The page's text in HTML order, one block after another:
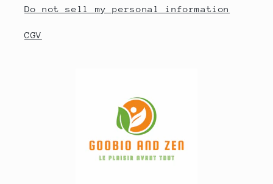
Do not sell my personal information
CGV